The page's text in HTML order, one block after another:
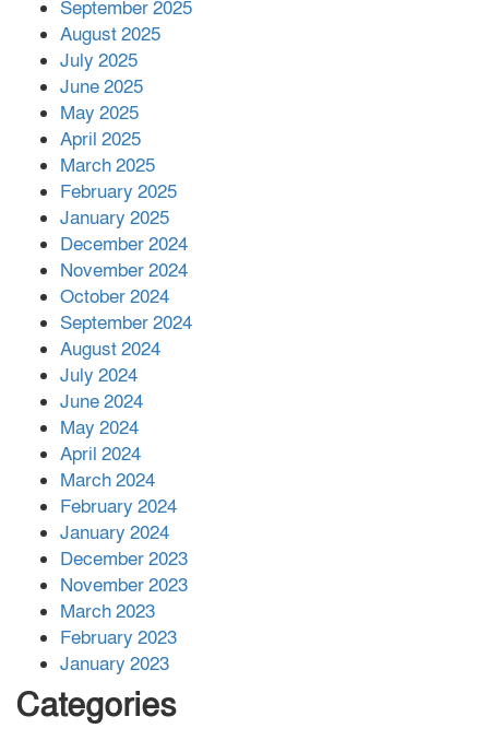
পর ফোন তারেক রহমানের,গ্যাস সঙ্কট
সহায়তা দিলেন সাচিং প্রু জেরী
September 2025
August 2025
July 2025
June 2025
May 2025
April 2025
March 2025
February 2025
January 2025
December 2024
November 2024
October 2024
September 2024
August 2024
July 2024
June 2024
May 2024
April 2024
March 2024
February 2024
January 2024
December 2023
November 2023
March 2023
February 2023
January 2023
Categories